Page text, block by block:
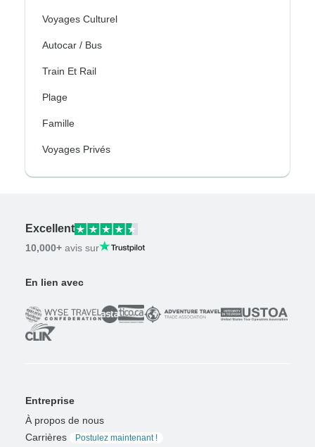
Voyages Culturel
Autocar / Bus
Train Et Rail
Plage
Famille
Voyages Privés
Excellent
10,000+ avis sur
En lien avec
Entreprise
À propos de nous
Carrières
Postulez maintenant !